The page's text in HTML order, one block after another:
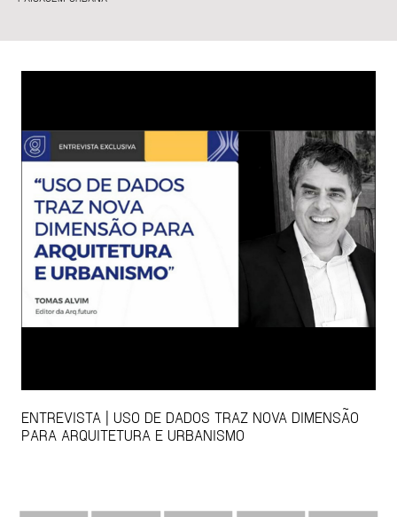
ENTREVISTA | USO DE DADOS TRAZ NOVA DIMENSÃO
PARA ARQUITETURA E URBANISMO